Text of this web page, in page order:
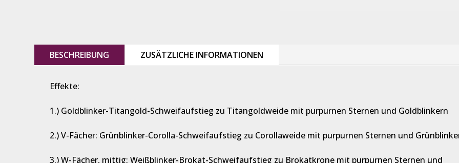
BESCHREIBUNG ZUSÄTZLICHE INFORMATIONEN
Effekte:
1.) Goldblinker-Titangold-Schweifaufstieg zu Titangoldweide mit purpurnen Sternen und Goldblinkern
2.) V-Fächer: Grünblinker-Corolla-Schweifaufstieg zu Corollaweide mit purpurnen Sternen und
3.) W-Fächer, mittig: Weißblinker-Brokat-Schweifaufstieg zu Brokatkrone mit purpurnen Sternen und